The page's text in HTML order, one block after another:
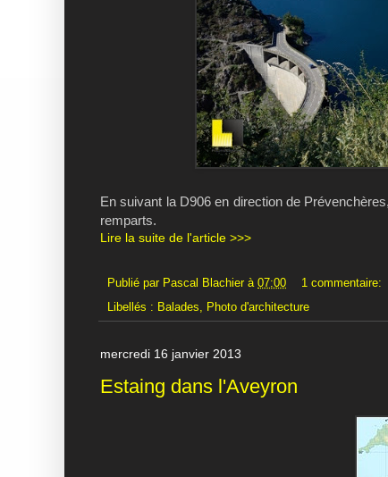
En suivant la D906 en direction de
remparts.
Lire la suite de l'article >>>
Publié par Pascal Blachier à 07:00
1 commentaire:
Libellés : Balades Photo d'architecture
mercredi 16 janvier 2013
Estaing dans l'Aveyron